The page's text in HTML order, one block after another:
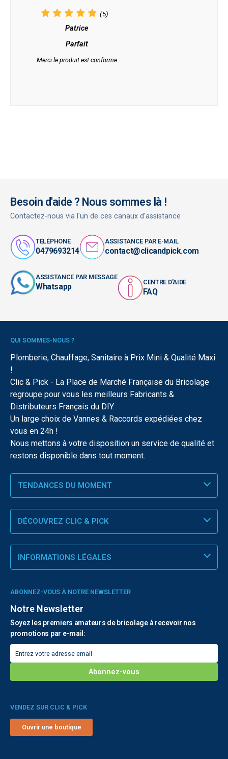
(5)
Patrice
Parfait
Merci le produit est conforme
Besoin d'aide ? Nous sommes là !
Contactez-nous via l'un de ces canaux d'assistance
TÉLÉPHONE
0479693214
ASSISTANCE PAR E-MAIL
contact@clicandpick.com
ASSISTANCE PAR MESSAGE
Whatsapp CENTRE D'AIDE
FAQ
QUI SOMMES-NOUS ?
Plomberie, Chauffage, Sanitaire à Prix Mini & Qualité Maxi
!
Clic & Pick - La Place de Marché Française du Bricolage
regroupe pour vous les meilleurs Fabricants &
Distributeurs Français du DIY.
Un large choix de Vannes & Raccords expédiées chez
vous en 24h !
Nous mettons à votre disposition un service de qualité et
restons disponible dans tout moment.
TENDANCES DU MOMENT
DÉCOUVREZ CLIC & PICK
INFORMATIONS LÉGALES
ABONNEZ-VOUS À NOTRE NEWSLETTER
Notre Newsletter
Soyez les premiers amateurs de bricolage à recevoir nos
promotions par e-mail:
VENDEZ SUR CLIC & PICK
Ouvrir une boutique